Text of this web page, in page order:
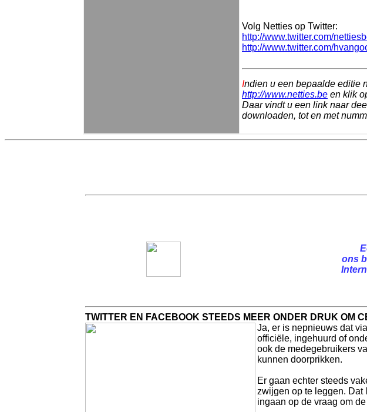
Volg Netties op Twitter:
http://www.twitter.com/
http://www.twitter.com/
Indien u een bepaalde editie
http://www.netties.be en klik
Daar vindt u een link naar
downloaden, tot en met
ons
TWITTER EN FACEBOOK STEEDS MEER ONDER DRUK OM
Ja, er is nepnieuws dat
officiële, ingehuurd of
ook de medegebruikers
kunnen doorprikken.
Er gaan echter steeds
zwijgen op te leggen. Dat
ingaan op de vraag om